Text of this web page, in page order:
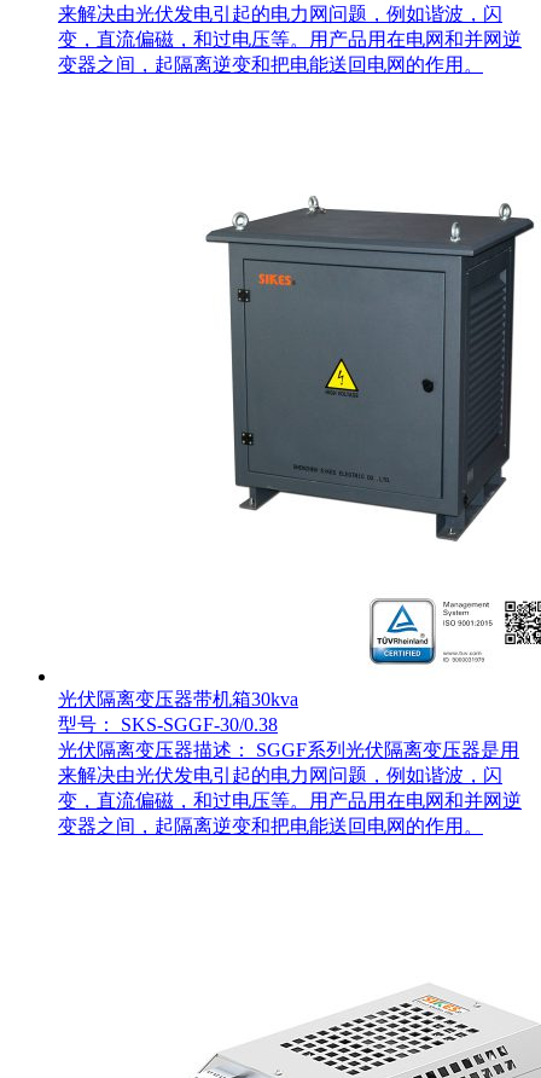
来解决由光伏发电引起的电力网问题，例如谐波，闪
变，直流偏磁，和过电压等。用产品用在电网和并网逆
变器之间，起隔离逆变和把电能送回电网的作用。
光伏隔离变压器带机箱30kva
型号： SKS-SGGF-30/0.38
光伏隔离变压器描述： SGGF系列光伏隔离变压器是用
来解决由光伏发电引起的电力网问题，例如谐波，闪
变，直流偏磁，和过电压等。用产品用在电网和并网逆
变器之间，起隔离逆变和把电能送回电网的作用。